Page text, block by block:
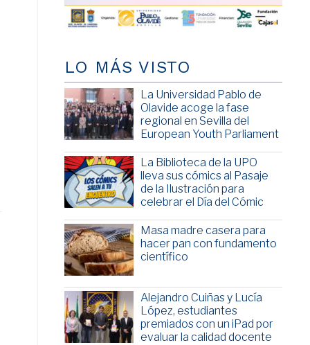
LO MÁS VISTO
La Universidad Pablo de
Olavide acoge la fase
regional en Sevilla del
European Youth Parliament
La Biblioteca de la UPO
lleva sus cómics al Pasaje
de la Ilustración para
celebrar el Día del Cómic
Masa madre casera para
hacer pan con fundamento
científico
Alejandro Cuiñas y Lucía
López, estudiantes
premiados con un iPad por
evaluar la calidad docente